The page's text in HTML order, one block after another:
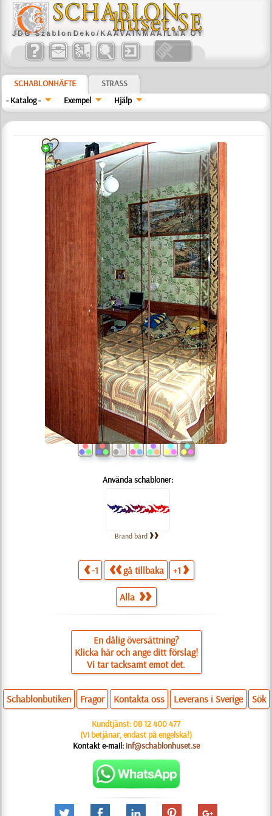
SCHABLONHÄFTE
STRASS
- Katalog -
Exempel Hjälp
Använda schabloner:
Brand bård
-1 gå tillbaka +1
Alla
En dålig översättning?
Klicka här och ange ditt förslag!
Vi tar tacksamt emot det.
Schablonbutiken Fragor Kontakta oss Leverans i Sverige Sök
Kundtjänst:08 12 400 477
(Vi betjänar, endast på engelska!)
Kontakt e-mail: inf@schablonhuset.se